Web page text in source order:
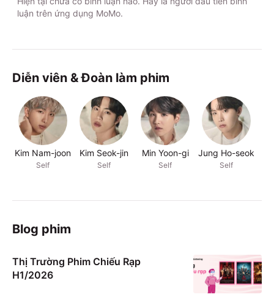
luận trên ứng dụng MoMo.
Diễn viên & Đoàn làm phim
Kim Nam-joon
Self
Kim Seok-jin
Self
Min Yoon-gi
Self
Jung Ho-seok
Self
Blog phim
Thị Trường Phim Chiếu Rạp
H1/2026